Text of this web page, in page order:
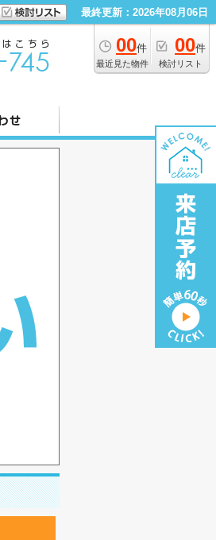
最終更新：2026年08月06日
00件
最近見た物件
00件
検討リスト